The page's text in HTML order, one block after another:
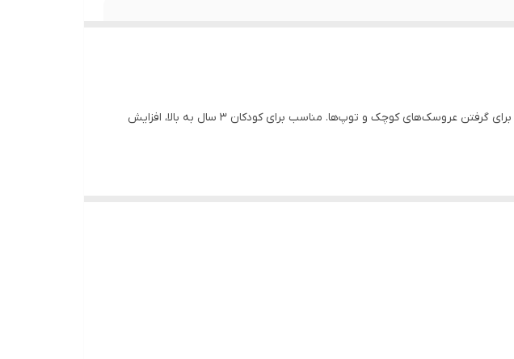
ماشین اسباب‌بازی خرگوشی مدل Ice Cream با طراحی جذاب و رنگ‌بندی آبی، مجهز به بازوی مکانیکی برای گرفتن عروسک‌های کوچک و توپ‌ها. مناسب برای کودکان ۳ سال به بالا، افزایش